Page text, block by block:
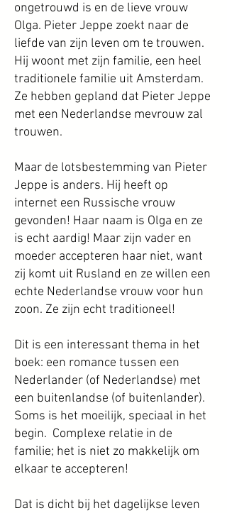
ongetrouwd is en de lieve vrouw
Olga. Pieter Jeppe zoekt naar de
liefde van zijn leven om te trouwen.
Hij woont met zijn familie, een heel
traditionele familie uit Amsterdam.
Ze hebben gepland dat Pieter Jeppe
met een Nederlandse mevrouw zal
trouwen.
Maar de lotsbestemming van Pieter
Jeppe is anders. Hij heeft op
internet een Russische vrouw
gevonden! Haar naam is Olga en ze
is echt aardig! Maar zijn vader en
moeder accepteren haar niet, want
zij komt uit Rusland en ze willen een
echte Nederlandse vrouw voor hun
zoon. Ze zijn echt traditioneel!
Dit is een interessant thema in het
boek: een romance tussen een
Nederlander (of Nederlandse) met
een buitenlandse (of buitenlander).
Soms is het moeilijk, speciaal in het
begin. Complexe relatie in de
familie; het is niet zo makkelijk om
elkaar te accepteren!
Dat is dicht bij het dagelijkse leven